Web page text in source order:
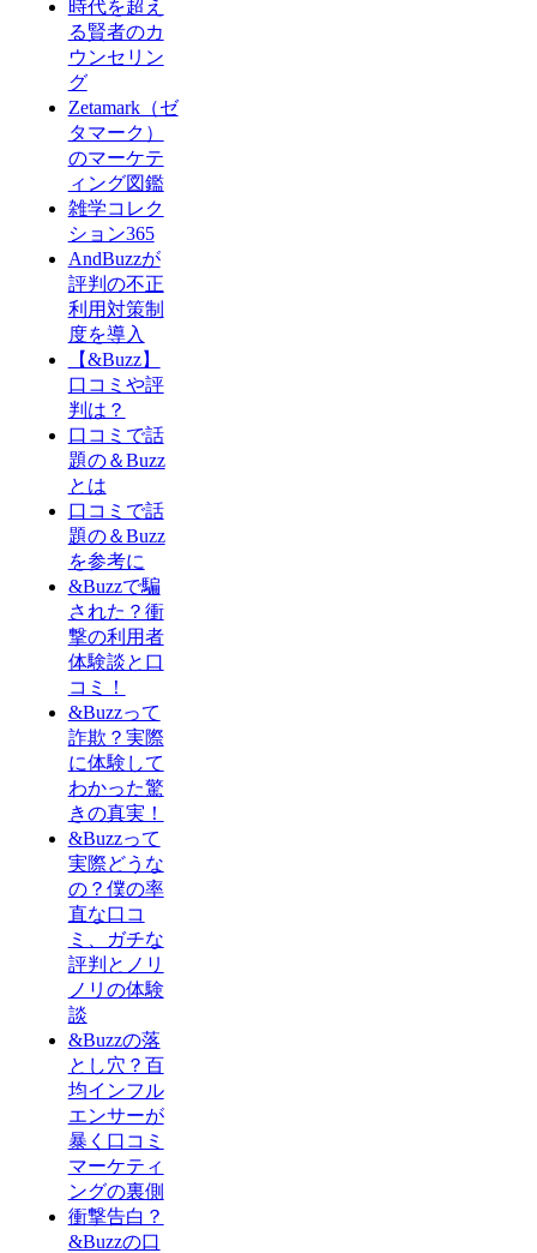
時代を超え
る賢者のカ
ウンセリン
グ
Zetamark（ゼ
タマーク）
のマーケテ
ィング図鑑
雑学コレク
ション365
AndBuzzが
評判の不正
利用対策制
度を導入
【&Buzz】
口コミや評
判は？
口コミで話
題の＆Buzz
とは
口コミで話
題の＆Buzz
を参考に
&Buzzで騙
された？衝
撃の利用者
体験談と口
コミ！
&Buzzって
詐欺？実際
に体験して
わかった驚
きの真実！
&Buzzって
実際どうな
の？僕の率
直な口コ
ミ、ガチな
評判とノリ
ノリの体験
談
&Buzzの落
とし穴？百
均インフル
エンサーが
暴く口コミ
マーケティ
ングの裏側
衝撃告白？
&Buzzの口